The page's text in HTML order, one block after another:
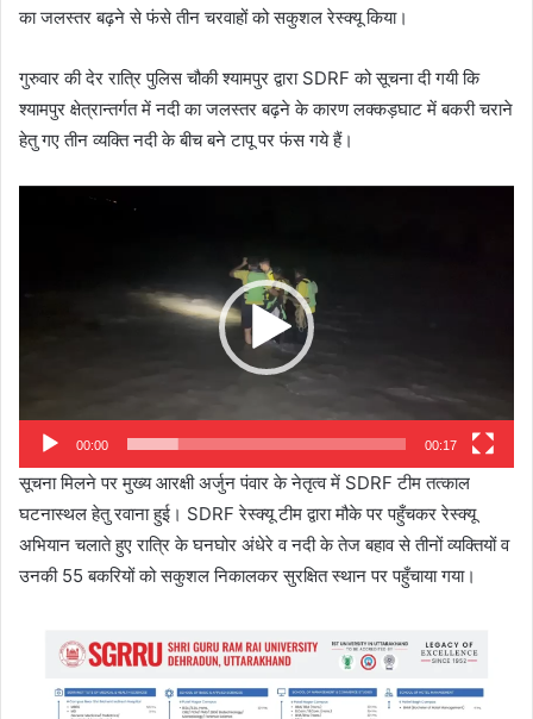
का जलस्तर बढ़ने से फंसे तीन चरवाहों को सकुशल रेस्क्यू किया।
गुरुवार की देर रात्रि पुलिस चौकी श्यामपुर द्वारा SDRF को सूचना दी गयी कि
श्यामपुर क्षेत्रान्तर्गत में नदी का जलस्तर बढ़ने के कारण लक्कड़घाट में बकरी चराने
हेतु गए तीन व्यक्ति नदी के बीच बने टापू पर फंस गये हैं।
00:00 00:17
सूचना मिलने पर मुख्य आरक्षी अर्जुन पंवार के नेतृत्व में SDRF टीम तत्काल
घटनास्थल हेतु रवाना हुई। SDRF रेस्क्यू टीम द्वारा मौके पर पहुँचकर रेस्क्यू
अभियान चलाते हुए रात्रि के घनघोर अंधेरे व नदी के तेज बहाव से तीनों व्यक्तियों व
उनकी 55 बकरियों को सकुशल निकालकर सुरक्षित स्थान पर पहुँचाया गया।